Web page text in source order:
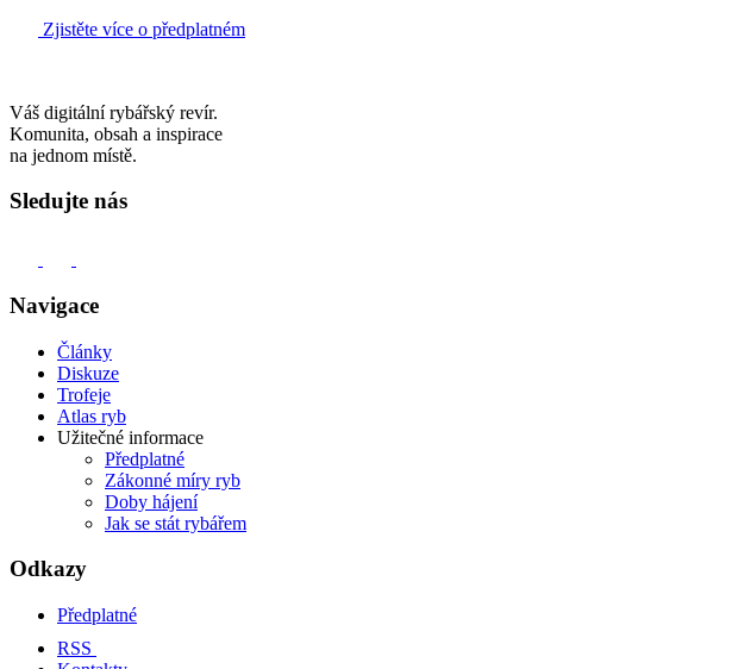
Zjistěte více o předplatném
Váš digitální rybářský revír.
Komunita, obsah a inspirace
na jednom místě.
Sledujte nás
Navigace
Články
Diskuze
Trofeje
Atlas ryb
Užitečné informace
Předplatné
Zákonné míry ryb
Doby hájení
Jak se stát rybářem
Odkazy
Předplatné
RSS